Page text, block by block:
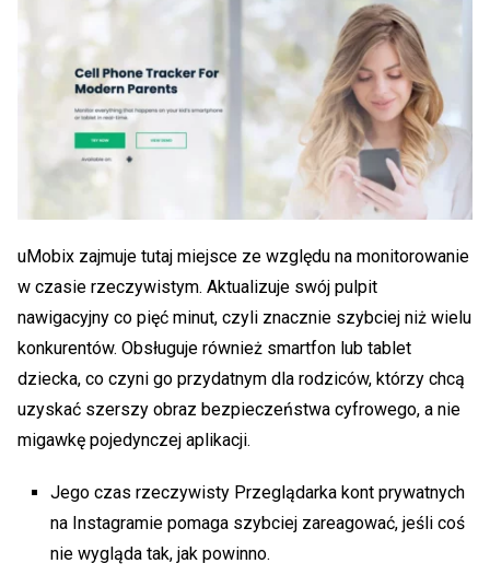
uMobix zajmuje tutaj miejsce ze względu na monitorowanie
w czasie rzeczywistym. Aktualizuje swój pulpit
nawigacyjny co pięć minut, czyli znacznie szybciej niż wielu
konkurentów. Obsługuje również smartfon lub tablet
dziecka, co czyni go przydatnym dla rodziców, którzy chcą
uzyskać szerszy obraz bezpieczeństwa cyfrowego, a nie
migawkę pojedynczej aplikacji.
Jego czas rzeczywisty Przeglądarka kont prywatnych
na Instagramie pomaga szybciej zareagować, jeśli coś
nie wygląda tak, jak powinno.